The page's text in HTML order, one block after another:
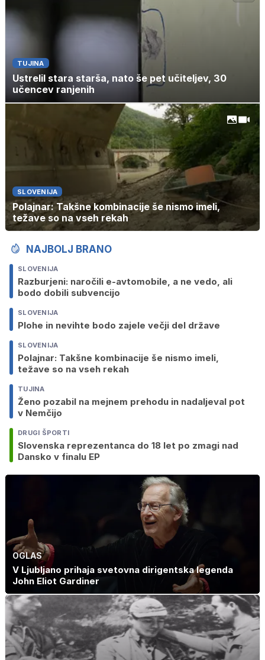
TUJINA
Ustrelil stara starša, nato še pet učiteljev, 30
učencev ranjenih
SLOVENIJA
Polajnar: Takšne kombinacije še nismo imeli,
težave so na vseh rekah
NAJBOLJ BRANO
SLOVENIJA
Razburjeni: naročili e-avtomobile, a ne vedo, ali
bodo dobili subvencijo
SLOVENIJA
Plohe in nevihte bodo zajele večji del države
SLOVENIJA
Polajnar: Takšne kombinacije še nismo imeli,
težave so na vseh rekah
TUJINA
Ženo pozabil na mejnem prehodu in nadaljeval pot
v Nemčijo
DRUGI ŠPORTI
Slovenska reprezentanca do 18 let po zmagi nad
Dansko v finalu EP
OGLAS
V Ljubljano prihaja svetovna dirigentska legenda
John Eliot Gardiner